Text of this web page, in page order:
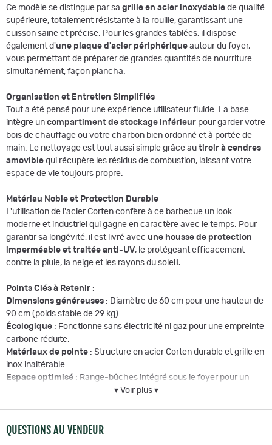
Ce modèle se distingue par sa grille en acier inoxydable de qualité
supérieure, totalement résistante à la rouille, garantissant une
cuisson saine et précise. Pour les grandes tablées, il dispose
également d'une plaque d'acier périphérique autour du foyer,
vous permettant de préparer de grandes quantités de nourriture
simultanément, façon plancha.
Organisation et Entretien Simplifiés
Tout a été pensé pour une expérience utilisateur fluide. La base
intègre un compartiment de stockage inférieur pour garder votre
bois de chauffage ou votre charbon bien ordonné et à portée de
main. Le nettoyage est tout aussi simple grâce au tiroir à cendres
amovible qui récupère les résidus de combustion, laissant votre
espace de vie toujours propre.
Matériau Noble et Protection Durable
L'utilisation de l'acier Corten confère à ce barbecue un look
moderne et industriel qui gagne en caractère avec le temps. Pour
garantir sa longévité, il est livré avec une housse de protection
imperméable et traitée anti-UV, le protégeant efficacement
contre la pluie, la neige et les rayons du sole il.
Points Clés à Retenir :
Dimensions généreuses : Diamètre de 60 cm pour une hauteur de
90 cm (poids stable de 29 kg).
Écologique : Fonctionne sans électricité ni gaz pour une empreinte
carbone réduite.
Matériaux de pointe : Structure en acier Corten durable et grille en
inox inaltérable.
Espace optimisé : Range-bûches intégré sous le foyer pour un
▾ Voir plus ▾
QUESTIONS AU VENDEUR